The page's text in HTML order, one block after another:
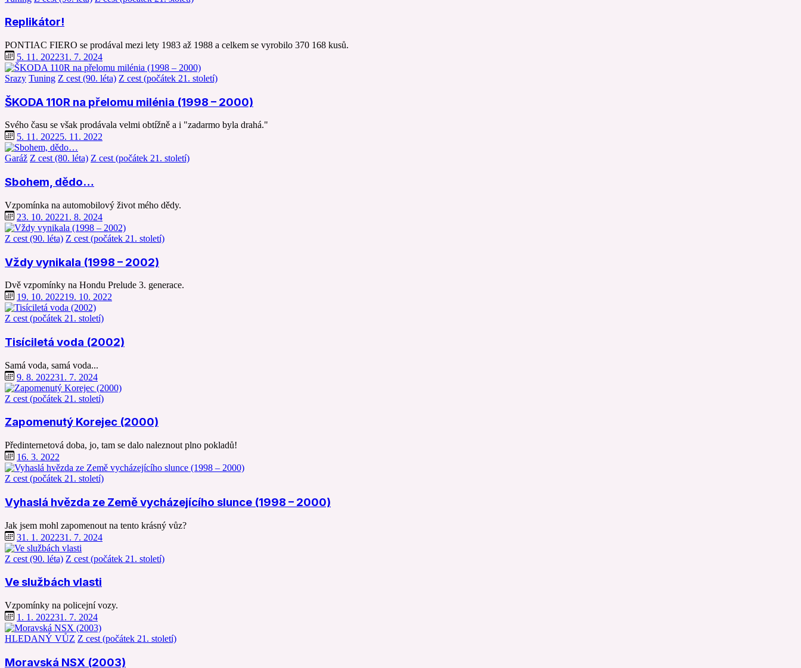
Replikátor!
PONTIAC FIERO se prodával mezi lety 1983 až 1988 a celkem se vyrobilo 370 168 kusů.
5. 11. 202231. 7. 2024
Srazy Tuning Z cest (90. léta) Z cest (počátek 21. století)
ŠKODA 110R na přelomu milénia (1998 – 2000)
Svého času se však prodávala velmi obtížně a i "zadarmo byla drahá."
5. 11. 20225. 11. 2022
Garáž Z cest (80. léta) Z cest (počátek 21. století)
Sbohem, dědo…
Vzpomínka na automobilový život mého dědy.
23. 10. 20221. 8. 2024
Z cest (90. léta) Z cest (počátek 21. století)
Vždy vynikala (1998 – 2002)
Dvě vzpomínky na Hondu Prelude 3. generace.
19. 10. 202219. 10. 2022
Z cest (počátek 21. století)
Tisíciletá voda (2002)
Samá voda, samá voda...
9. 8. 202231. 7. 2024
Z cest (počátek 21. století)
Zapomenutý Korejec (2000)
Předinternetová doba, jo, tam se dalo naleznout plno pokladů!
16. 3. 2022
Z cest (počátek 21. století)
Vyhaslá hvězda ze Země vycházejícího slunce (1998 – 2000)
Jak jsem mohl zapomenout na tento krásný vůz?
31. 1. 202231. 7. 2024
Z cest (90. léta) Z cest (počátek 21. století)
Ve službách vlasti
Vzpomínky na policejní vozy.
1. 1. 202231. 7. 2024
HLEDANÝ VŮZ Z cest (počátek 21. století)
Moravská NSX (2003)